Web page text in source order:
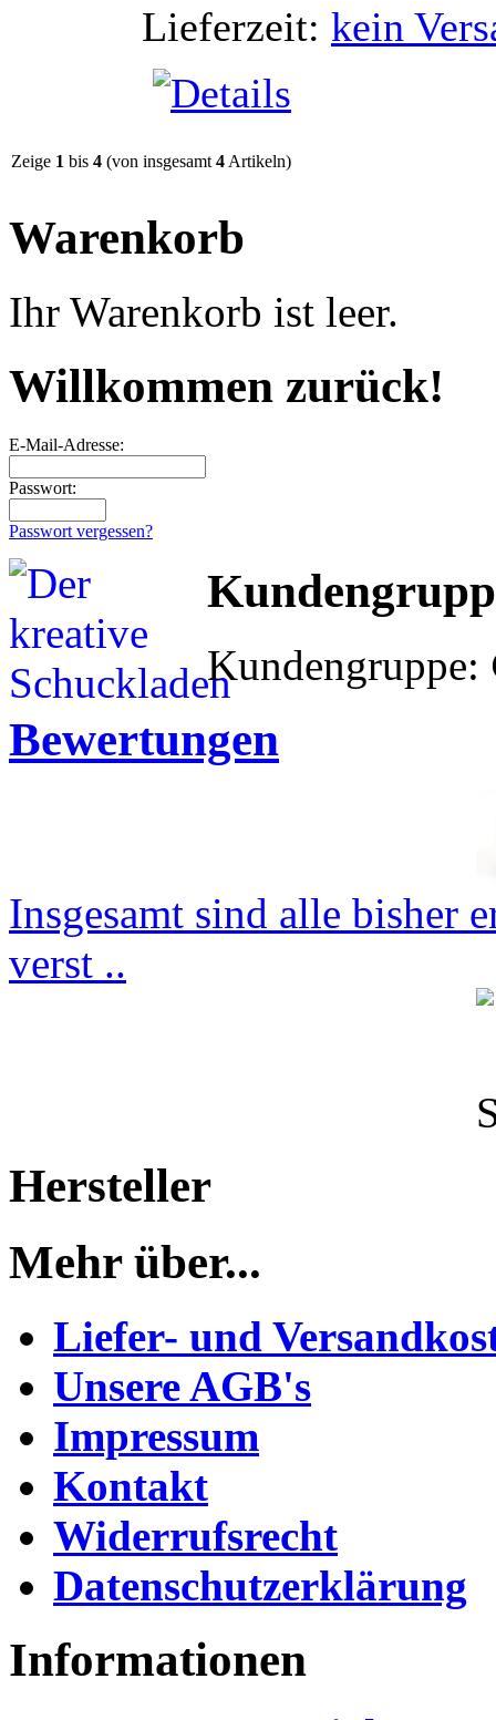
Lieferzeit: kein
Zeige 1 bis 4 (von insgesamt 4 Artikeln)
Warenkorb
Ihr Warenkorb ist leer.
Willkommen zurück!
E-Mail-Adresse:
Passwort:
Passwort vergessen?
Kundengruppe:
Bewertungen
Insgesamt sind alle bisher
verst ..
Hersteller
Mehr über...
Liefer- und
Unsere AGB's
Impressum
Kontakt
Widerrufsrecht
Datenschutzerklärung
Informationen